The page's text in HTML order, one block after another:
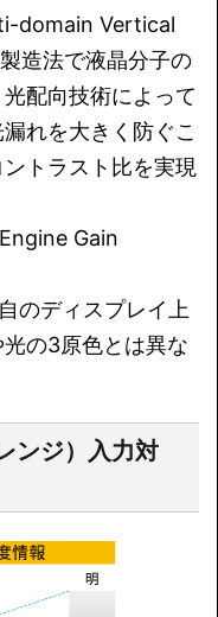
domain Vertical
造法で液晶分子の
配向技術によって
れを大きく防ぐこ
トラスト比を実現
Gain
のディスプレイ上
の3原色とは異な
ンジ）入力対